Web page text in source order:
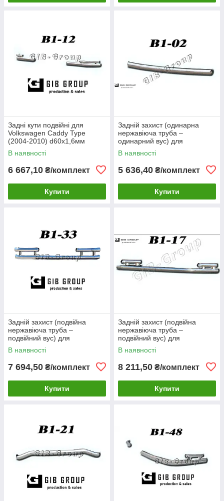
Задні кути подвійні для
Volkswagen Caddy Type
(2004-2010) d60х1,6мм
В наявності
6 667,10 ₴/комплект
Купити
Задній захист (одинарна
нержавіюча труба –
одинарний вус) для
Volkswagen Caddy Type
(2010-2015) d60х1,6мм
В наявності
5 636,40 ₴/комплект
Купити
Задній захист (подвійна
нержавіюча труба –
подвійний вус) для
Volkswagen Sharan I (1999-
2009) d60х1,6мм
В наявності
7 694,50 ₴/комплект
Купити
Задній захист (подвійна
нержавіюча труба –
подвійний вус) для
Volkswagen Sharan I (1999-
2009) d60х1,6мм
В наявності
8 211,50 ₴/комплект
Купити